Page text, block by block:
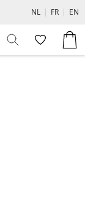
NL | FR | EN